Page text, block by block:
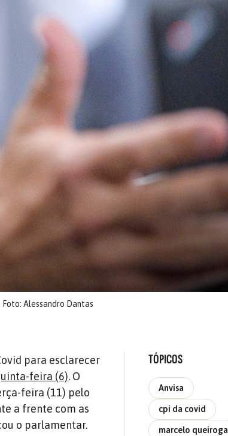
Foto: Alessandro Dantas
para esclarecer
feira (6). O
feira (11) pelo
a frente com as
o parlamentar.
TÓPICOS
Anvisa
cpi da covid
marcelo queiroga